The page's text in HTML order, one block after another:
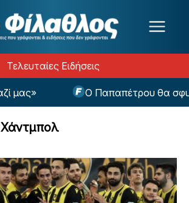
Τελευταίες Ειδήσεις
Ο Παπαπέτρου θα σφυρίξει το
Χάντμπολ